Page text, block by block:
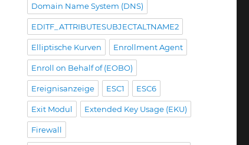
Domain Name System (DNS)
EDITF_ATTRIBUTESUBJECTALTNAME2
Elliptische Kurven Enrollment Agent
Enroll on Behalf of (EOBO)
Ereignisanzeige ESC1 ESC6
Exit Modul Extended Key Usage (EKU)
Firewall